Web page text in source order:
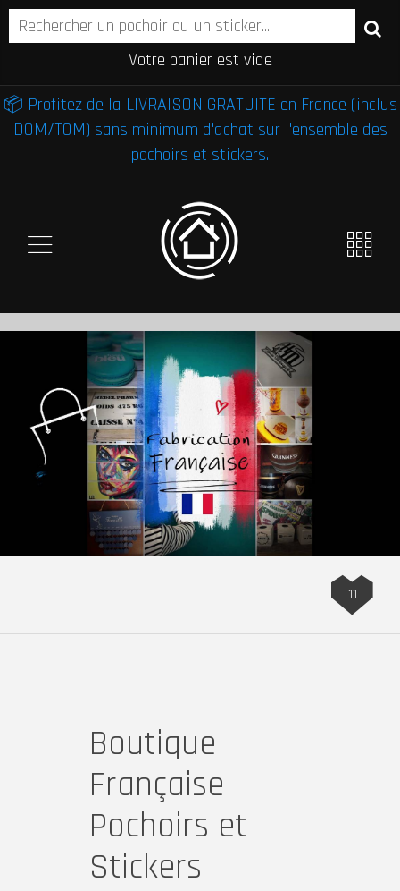
Votre panier est vide
📦 Profitez de la LIVRAISON GRATUITE en France (inclus
DOM/TOM) sans minimum d'achat sur l'ensemble des
pochoirs et stickers.
11
Boutique
Française
Pochoirs et
Stickers